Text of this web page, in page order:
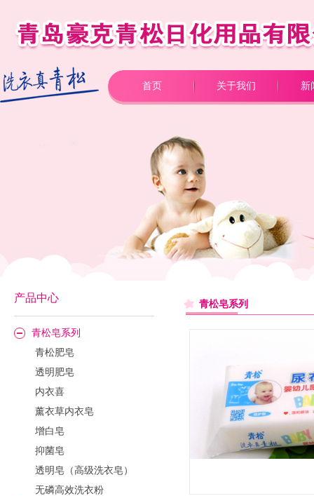
首页 关于我们 新
产品中心
青松皂系列
青松肥皂
透明肥皂
内衣喜
薰衣草内衣皂
增白皂
抑菌皂
透明皂（高级洗衣皂）
无磷高效洗衣粉
青松皂系列